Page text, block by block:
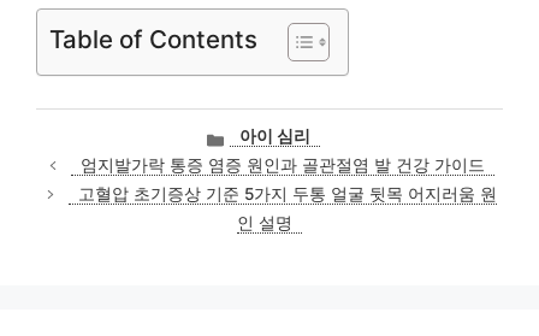
Table of Contents
카
테
고
리
아이 심리
엄지발가락 통증 염증 원인과 골관절염 발 건강 가이드
고혈압 초기증상 기준 5가지 두통 얼굴 뒷목 어지러움 원
인 설명